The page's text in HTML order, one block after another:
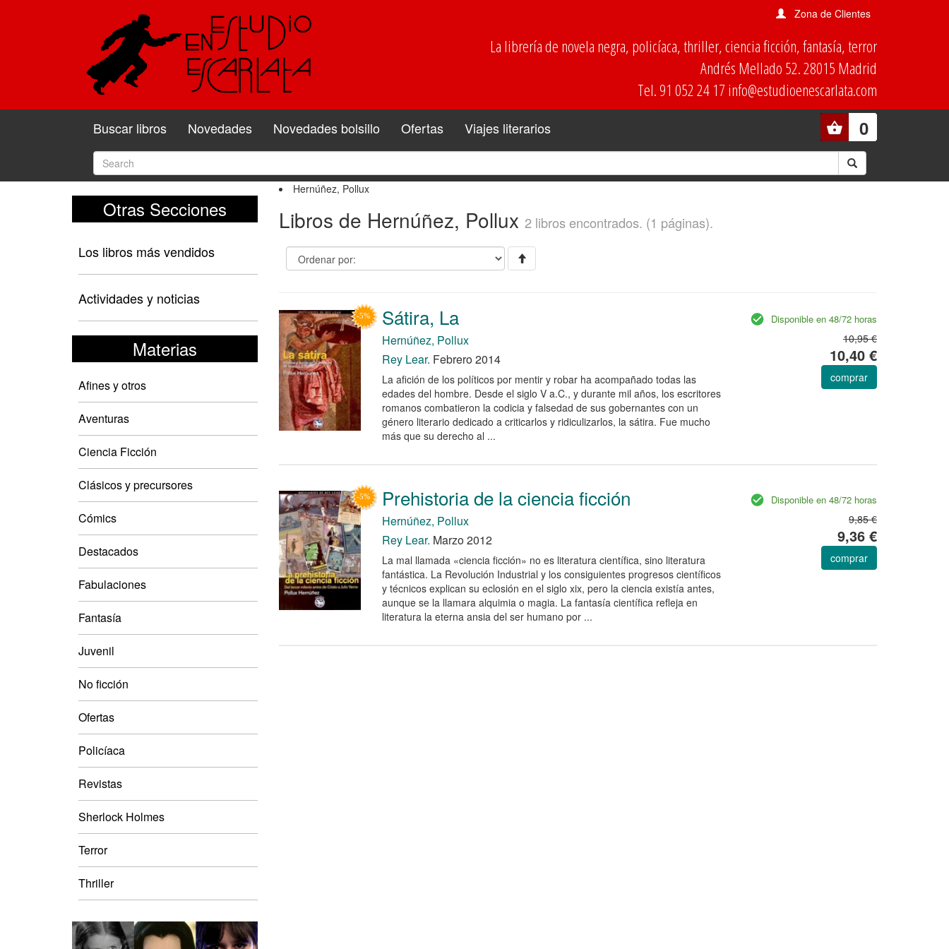
Zona de Clientes
La librería de novela negra, policíaca, thriller, ciencia ficción, fantasía, terror
Andrés Mellado 52. 28015 Madrid
Tel. 91 052 24 17 info@estudioenescarlata.com
0
Buscar libros Novedades Novedades bolsillo Ofertas Viajes literarios
Otras Secciones
Los libros más vendidos
Actividades y noticias
Materias
Afines y otros
Aventuras
Ciencia Ficción
Clásicos y precursores
Cómics
Destacados
Fabulaciones
Fantasía
Juvenil
No ficción
Ofertas
Policíaca
Revistas
Sherlock Holmes
Terror
Thriller
Hernúñez, Pollux
Libros de Hernúñez, Pollux 2 libros encontrados. (1 páginas).
Sátira, La
Hernúñez, Pollux
Rey Lear. Febrero 2014
La afición de los políticos por mentir y robar ha acompañado todas las
edades del hombre. Desde el siglo V a.C., y durante mil años, los escritores
romanos combatieron la codicia y falsedad de sus gobernantes con un
género literario dedicado a criticarlos y ridiculizarlos, la sátira. Fue mucho
más que su derecho al ...
Disponible en 48/72 horas
10,95 €
10,40 €
comprar
Prehistoria de la ciencia ficción
Hernúñez, Pollux
Rey Lear. Marzo 2012
La mal llamada «ciencia ficción» no es literatura científica, sino literatura
fantástica. La Revolución Industrial y los consiguientes progresos científicos
y técnicos explican su eclosión en el siglo xix, pero la ciencia existía antes,
aunque se la llamara alquimia o magia. La fantasía científica refleja en
literatura la eterna ansia del ser humano por ...
Disponible en 48/72 horas
9,85 €
9,36 €
comprar